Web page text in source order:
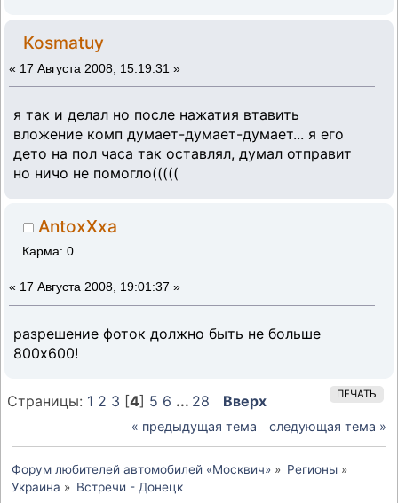
Kosmatuy
« 17 Августа 2008, 15:19:31 »
я так и делал но после нажатия втавить
вложение комп думает-думает-думает... я его
дето на пол часа так оставлял, думал отправит
но ничо не помогло(((((
AntoxXxa
Карма: 0
« 17 Августа 2008, 19:01:37 »
разрешение фоток должно быть не больше
800х600!
ПЕЧАТЬ
Страницы: 1 2 3 [4] 5 6 ... 28 Вверх
« предыдущая тема следующая тема »
Форум любителей автомобилей «Москвич» » Регионы»
Украина » Встречи - Донецк